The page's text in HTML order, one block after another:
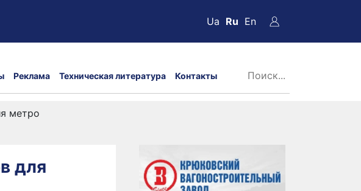
Ua Ru En
Реклама Техническая литература Контакты
метро
для